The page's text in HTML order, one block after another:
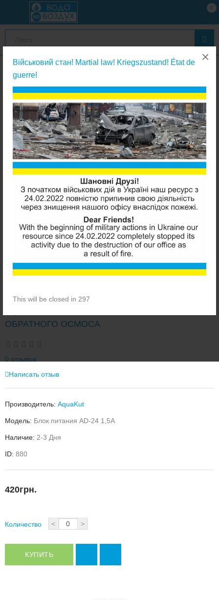
Військовий стан! Martial law! Kriegszustand! État de
guerre!
This will be closed in 296
×
0
Помпы к обратному осмосу и запасные части к ним
AquaKut AD-24 1,5A блок питания к помпе обратного осмоса
ОБРАТНОГО ОСМОСА
0 отзывов
Написать отзыв
Производитель: AquaKut
Модель: Блок питания AD-24 1,5A
Наличие: 2-3 Дня
ID: 880
420грн.
Количество < >
КУПИТЬ